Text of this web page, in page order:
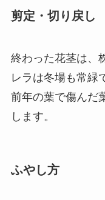
剪定・切り戻し
終わった花茎は、
レラは冬場も常緑
前年の葉で傷んだ
します。
ふやし方